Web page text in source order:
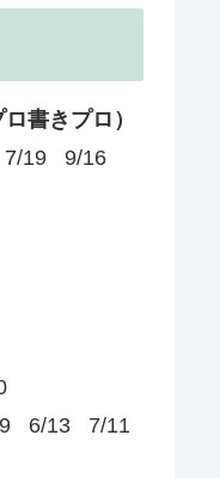
書きプロ）
19 9/16
6/13 7/11